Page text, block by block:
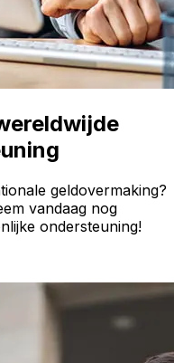
geldovermaking?
vandaag nog
ondersteuning!